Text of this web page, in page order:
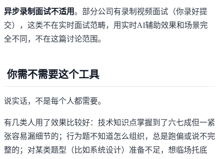
异步录制面试不适用。部分公司有录制视频面试（你录好提
交），这类不在实时面试范畴，用实时AI辅助效果和场景完
全不同，不在这篇讨论范围。
你需不需要这个工具
说实话，不是每个人都需要。
有几类人用了效果比较好：技术知识点掌握到了六七成但一紧
张容易漏细节的；行为题不知道怎么组织，总是跑偏或说不完
整的；对某类题型（比如系统设计）准备不足，想临场托底